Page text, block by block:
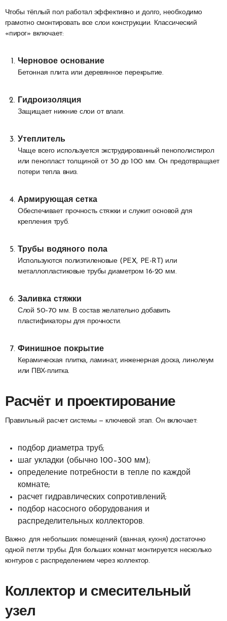
Чтобы тёплый пол работал эффективно и долго, необходимо
грамотно смонтировать все слои конструкции. Классический
«пирог» включает:
Черновое основание
Бетонная плита или деревянное перекрытие.
Гидроизоляция
Защищает нижние слои от влаги.
Утеплитель
Чаще всего используется экструдированный пенополистирол
или пенопласт толщиной от 30 до 100 мм. Он предотвращает
потери тепла вниз.
Армирующая сетка
Обеспечивает прочность стяжки и служит основой для
крепления труб.
Трубы водяного пола
Используются полиэтиленовые (PEX, PE-RT) или
металлопластиковые трубы диаметром 16-20 мм.
Заливка стяжки
Слой 50–70 мм. В состав желательно добавить
пластификаторы для прочности.
Финишное покрытие
Керамическая плитка, ламинат, инженерная доска, линолеум
или ПВХ-плитка.
Расчёт и проектирование
Правильный расчет системы — ключевой этап. Он включает:
подбор диаметра труб;
шаг укладки (обычно 100–300 мм);
определение потребности в тепле по каждой
комнате;
расчет гидравлических сопротивлений;
подбор насосного оборудования и
распределительных коллекторов.
Важно: для небольших помещений (ванная, кухня) достаточно
одной петли трубы. Для больших комнат монтируется несколько
контуров с распределением через коллектор.
Коллектор и смесительный
узел